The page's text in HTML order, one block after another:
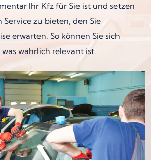
Ihr Kfz für Sie ist und setzen
Service zu bieten, den Sie
erwarten. So können Sie sich
wahrlich relevant ist.